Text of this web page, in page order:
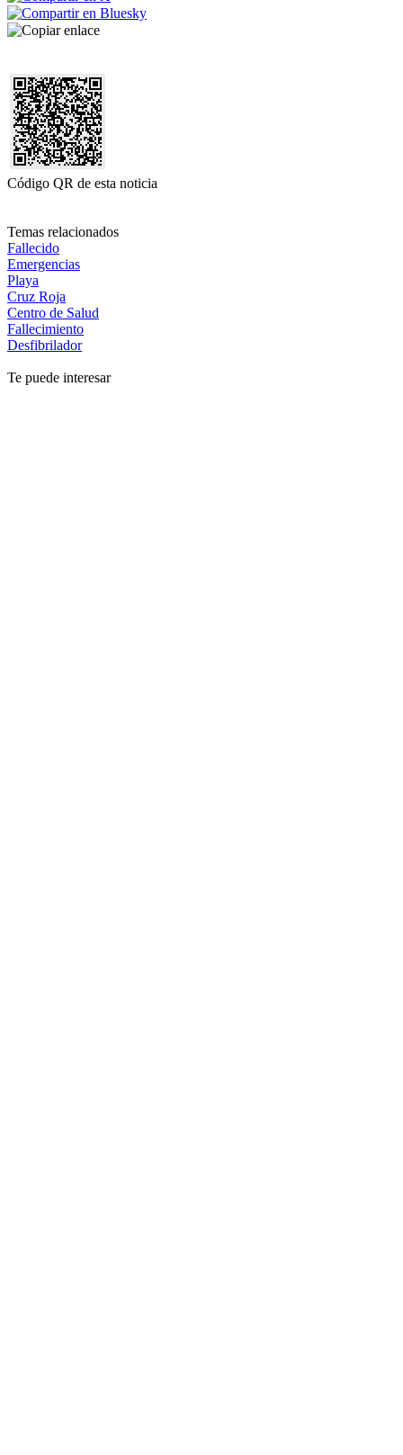
Código QR de esta noticia
Temas relacionados
Fallecido
Emergencias
Playa
Cruz Roja
Centro de Salud
Fallecimiento
Desfibrilador
Te puede interesar